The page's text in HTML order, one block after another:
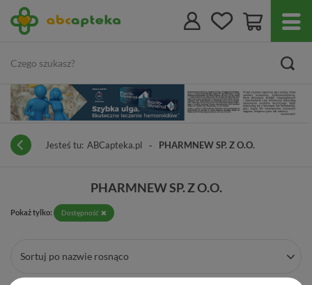
Jesteś tu: ABCapteka.pl PHARMNEW SP. Z O.O.
PHARMNEW SP. Z O.O.
Pokaż tylko: Dostępność
Sortuj po nazwie rosnąco